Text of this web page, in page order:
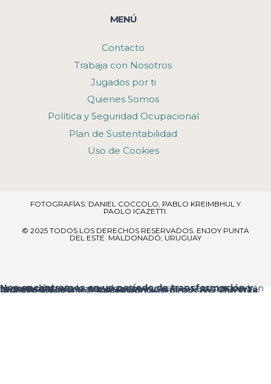
MENÚ
Contacto
Trabaja con Nosotros
Jugados por ti
Quienes Somos
Política y Seguridad Ocupacional
Plan de Sustentabilidad
Uso de Cookies
FOTOGRAFÍAS: DANIEL COCCOLO, PABLO KREIMBHUL Y
PAOLO ICAZETTI.
© 2025 TODOS LOS DERECHOS RESERVADOS​. ENJOY PUNTA
DEL ESTE. MALDONADO, URUGUAY
Nos encontramos en un período de transformación y renovación
, por lo que algunos espacios y servicios podrán verse temporalmente ajustados.
Ingreso al resort:el acceso principal es porAv. Chiverta
, donde encontrarás laRecepciónal ingresar.
Agradecemos tu comprensión y te pedimos disculpas por las molestias que estas mejoras puedan ocasionar.